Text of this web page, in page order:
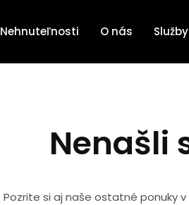
Nehnuteľnosti O nás Služby
Nenašli
Pozrite si aj naše ostatné ponuky